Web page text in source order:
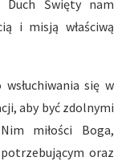
Duch Święty nam
i misją właściwą
się w
aby być zdolnymi
miłości Boga,
potrzebującym oraz